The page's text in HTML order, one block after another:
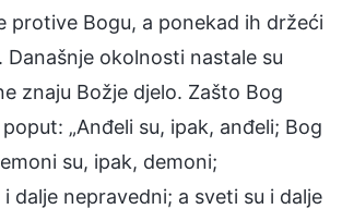
protive Bogu, a ponekad ih držeći
Današnje okolnosti nastale su
znaju Božje djelo. Zašto Bog
„Anđeli su, ipak, anđeli; Bog
su, ipak, demoni;
dalje nepravedni; a sveti su i dalje